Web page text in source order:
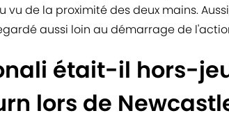
vu de la proximité des deux mains.
aussi loin au démarrage de
était-il hors-
lors de